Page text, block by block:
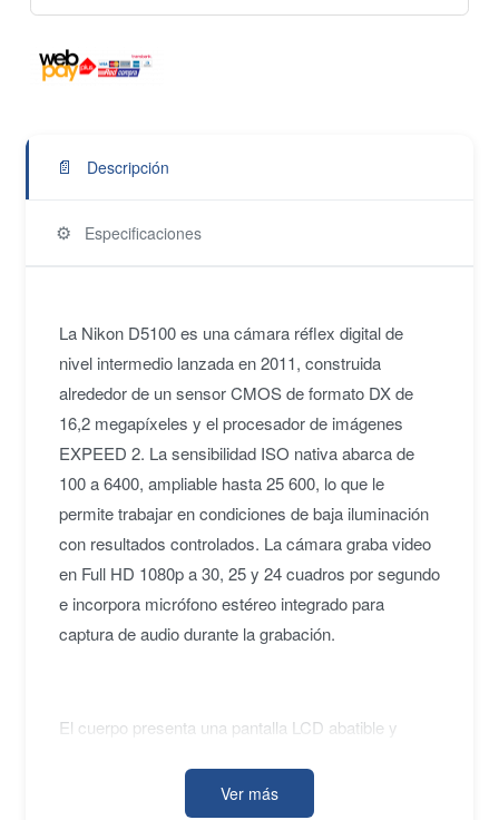
📄 Descripción
⚙️ Especificaciones
La Nikon D5100 es una cámara réflex digital de
nivel intermedio lanzada en 2011, construida
alrededor de un sensor CMOS de formato DX de
16,2 megapíxeles y el procesador de imágenes
EXPEED 2. La sensibilidad ISO nativa abarca de
100 a 6400, ampliable hasta 25 600, lo que le
permite trabajar en condiciones de baja iluminación
con resultados controlados. La cámara graba video
en Full HD 1080p a 30, 25 y 24 cuadros por segundo
e incorpora micrófono estéreo integrado para
captura de audio durante la grabación.
El cuerpo presenta una pantalla LCD abatible y
para componer desde ángulos poco
Ver más